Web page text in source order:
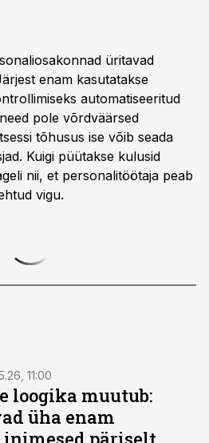
üritavad
enam kasutatakse
automatiseeritud
pole võrdväärsed
tõhusus ise võib seada
Kuigi püütakse kulusid
nii, et personalitöötaja peab
vigu.
11:00
loogika muutub:
üha enam